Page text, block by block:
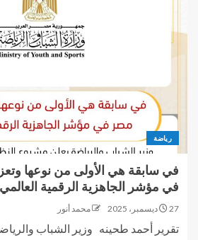
رياضة
في سابقة هي الأولى من نوعها
في مؤشر الجاهزية الرقمية العالمي
27 ديسمبر، 2025 محمد أنور
تقرير أحمد طحينه وزير الشباب